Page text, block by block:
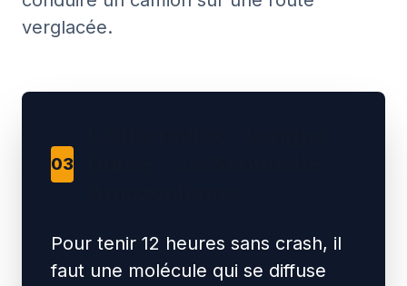
verglacée.
03
Pour tenir 12 heures sans crash, il
faut une molécule qui se diffuse